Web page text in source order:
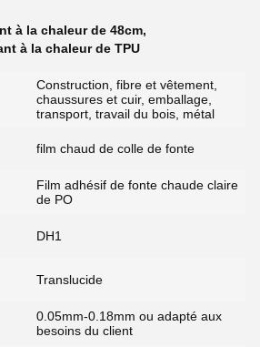
à la chaleur de 48cm,
à la chaleur de TPU
Construction, fibre et vêtement,
chaussures et cuir, emballage,
transport, travail du bois, métal
film chaud de colle de fonte
Film adhésif de fonte chaude claire
de PO
DH1
Translucide
0.05mm-0.18mm ou adapté aux
besoins du client